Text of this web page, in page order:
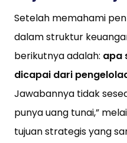
Setelah memahami
dalam struktur
berikutnya adalah: apa
dicapai dari
Jawabannya tidak
punya uang tunai,”
tujuan strategis yang